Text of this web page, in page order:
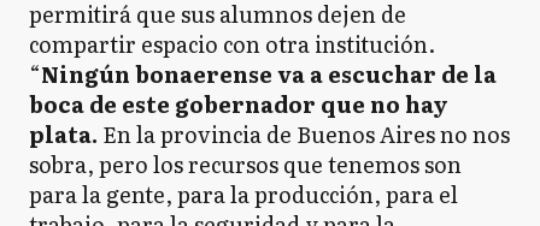
permitirá que sus alumnos dejen de
compartir espacio con otra institución.
“Ningún bonaerense va a escuchar de la
boca de este gobernador que no hay
plata. En la provincia de Buenos Aires no nos
sobra, pero los recursos que tenemos son
para la gente, para la producción, para el